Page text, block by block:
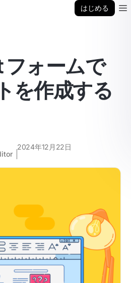
はじめる
ォームで
を作成する
2024年12月22日